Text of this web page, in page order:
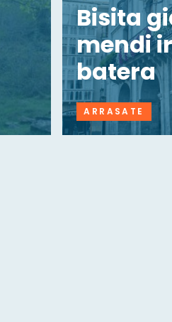
Bisita
mendi
batera
ARRASATE